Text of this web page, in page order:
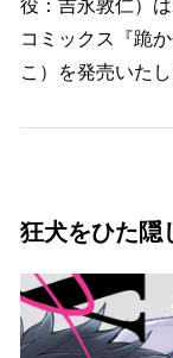
読
み
役：吉永敦仁）
コミックス『跪
こ）を発売いたし
狂犬をひた隠